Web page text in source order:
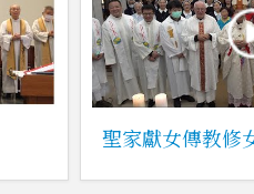
聖家獻女傳教修